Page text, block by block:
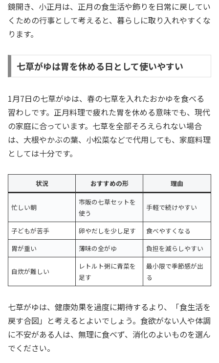
鏡開き、小正月は、正月の食生活や飾りを日常に戻してい
くための行事として考えると、暮らしに取り入れやすくな
ります。
七草がゆは胃を休める日として使いやすい
1月7日の七草がゆは、春の七草を入れたおかゆを食べる
習わしです。正月料理で疲れた胃を休める意味でも、現代
の家庭に合っています。七草を全部そろえられない場合
は、大根やかぶの葉、小松菜などで代用しても、家庭料理
としては十分です。
状況 おすすめの形 理由
忙しい朝
市販の七草セットを
使う
手軽で続けやすい
子どもが苦手 卵やだしを少し足す
食べやすくなる
胃が重い
薄味の全がゆ 負担を減らしやすい
自炊が難しい
レトルト粥に青菜を
足す
最小限で季節感が出
る
七草がゆは、健康効果を過度に期待するより、「食生活を
戻す合図」と考えるとよいでしょう。食欲がない人や体調
に不安がある人は、無理に食べず、消化のよいものを選ん
でください。